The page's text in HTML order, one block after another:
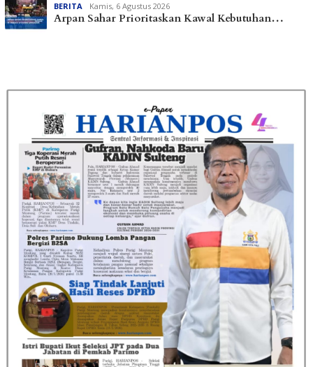
BERITA Kamis, 6 Agustus 2026
Arpan Sahar Prioritaskan Kawal Kebutuhan…